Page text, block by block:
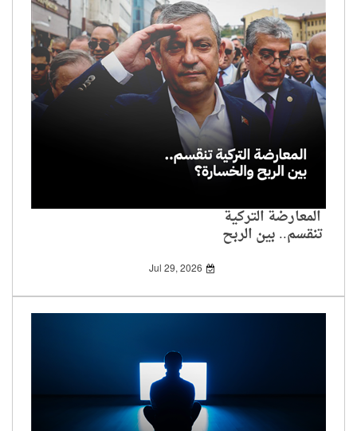
المعارضة التركية
تنقسم.. بين الربح
والخسارة؟
Jul 29, 2026